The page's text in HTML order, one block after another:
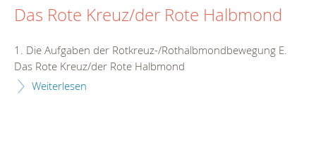
Das Rote Kreuz/der Rote Halbmond
1. Die Aufgaben der Rotkreuz-/Rothalbmondbewegung E.
Das Rote Kreuz/der Rote Halbmond
Weiterlesen